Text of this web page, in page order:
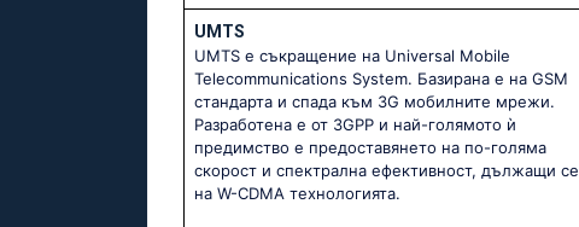
UMTS
UMTS е съкращение на Universal Mobile
Telecommunications System. Базирана е на GSM
стандарта и спада към 3G мобилните мрежи.
Разработена е от 3GPP и най-голямото ѝ
предимство е предоставянето на по-голяма
скорост и спектрална ефективност, дължащи се
на W-CDMA технологията.